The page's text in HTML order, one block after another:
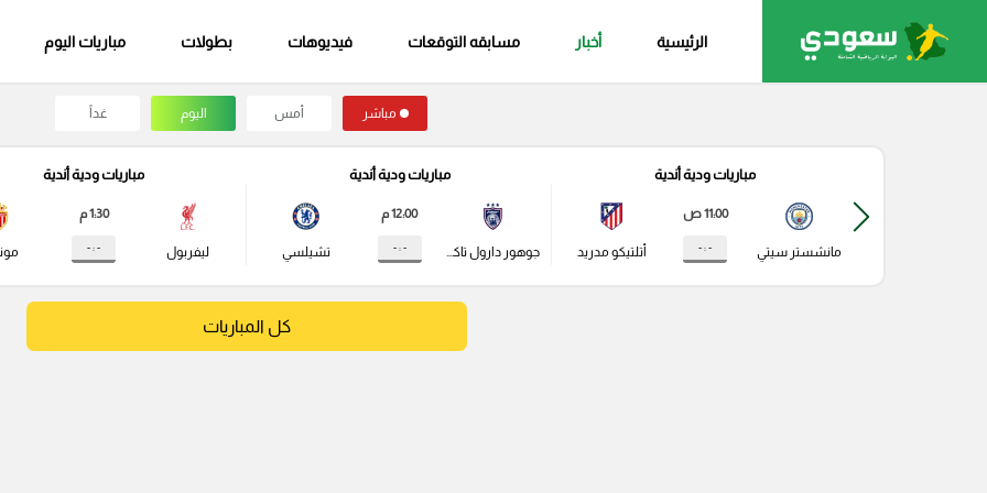
الرئيسية أخبار مسابقه التوقعات فيديوهات بطولات مباريات اليوم
مباشر أمس اليوم غداً
مباريات ودية أندية
مانشستر سيتي
11:00 ص
- : - أتلتيكو مدريد
مباريات ودية أندية
جوهور دارول تاكزيم
12:00 م
- : - تشيلسي
مباريات ودية أندية
ليفربول
1:30 م
- : -
كل المباريات